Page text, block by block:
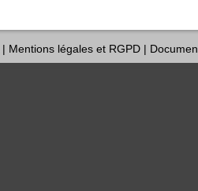
| Mentions légales et RGPD |